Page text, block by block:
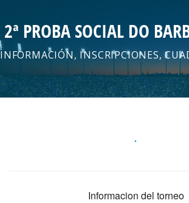
2ª PROBA SOCIAL DO
INFORMACIÓN, INSCRIPCIONES,
.
Informacion del torneo